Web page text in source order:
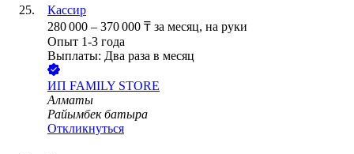
Кассир
280 000 – 370 000 ₸ за месяц, на руки
Опыт 1-3 года
Выплаты: Два раза в месяц
ИП FAMILY STORE
Алматы
Райымбек батыра
Откликнуться